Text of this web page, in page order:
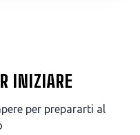
INIZIARE
per prepararti al